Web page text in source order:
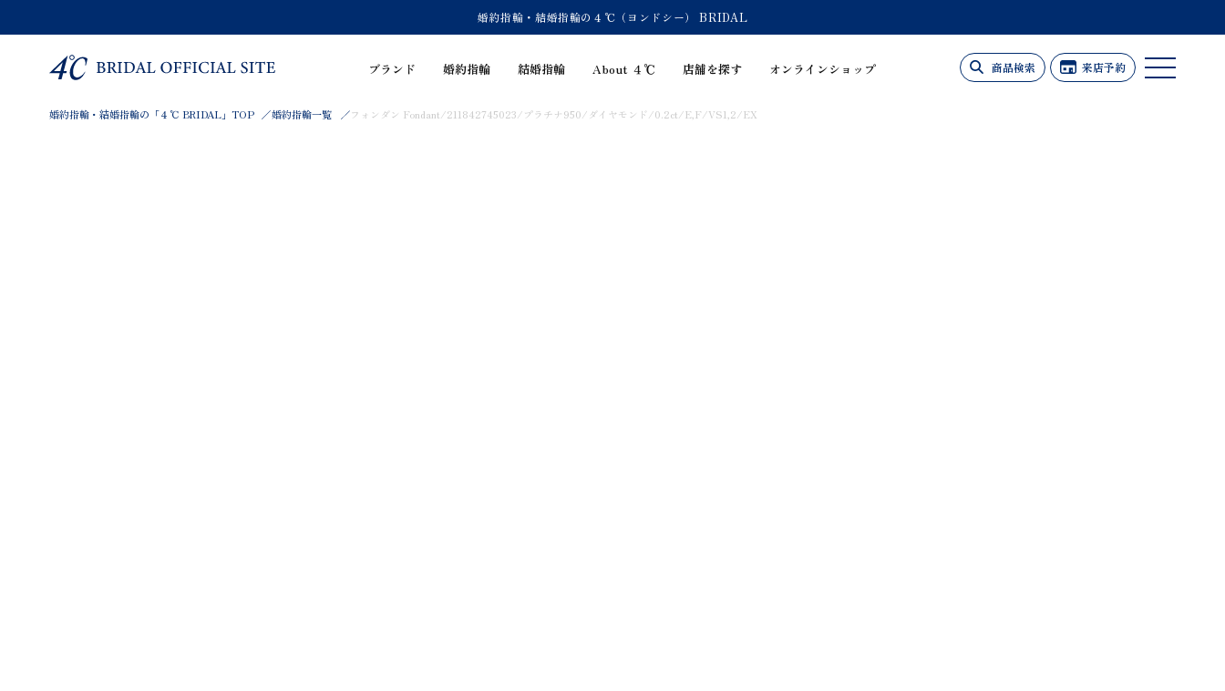
婚約指輪・結婚指輪の４℃（ヨンドシー） BRIDAL
ブランド 婚約指輪 結婚指輪 About ４℃ 店舗を探す オンラインショップ 商品検索 来店予約
婚約指輪・結婚指輪の「４℃ BRIDAL」TOP 婚約指輪一覧 フォンダン Fondant/211842745023/プラチナ950/ダイヤモンド/0.2ct/E,F/VS1,2/EX